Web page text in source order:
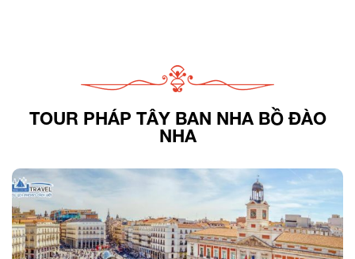
TOUR PHÁP TÂY BAN NHA BỒ ĐÀO
NHA